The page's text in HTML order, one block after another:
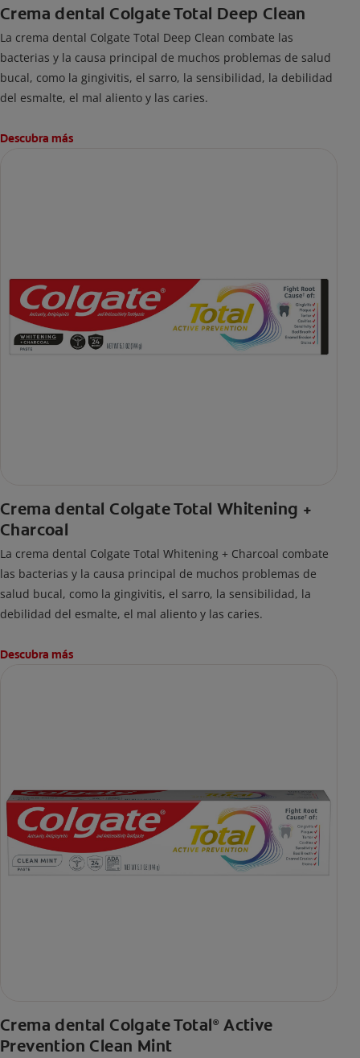
Crema dental Colgate Total Deep Clean
La crema dental Colgate Total Deep Clean combate las
bacterias y la causa principal de muchos problemas de salud
bucal, como la gingivitis, el sarro, la sensibilidad, la debilidad
del esmalte, el mal aliento y las caries.
Descubra más
Crema dental Colgate Total Whitening +
Charcoal
La crema dental Colgate Total Whitening + Charcoal combate
las bacterias y la causa principal de muchos problemas de
salud bucal, como la gingivitis, el sarro, la sensibilidad, la
debilidad del esmalte, el mal aliento y las caries.
Descubra más
Crema dental Colgate Total® Active
Prevention Clean Mint